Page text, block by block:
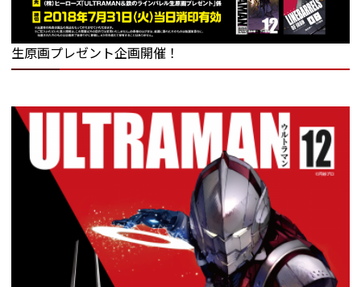
生原画プレゼント企画開催！